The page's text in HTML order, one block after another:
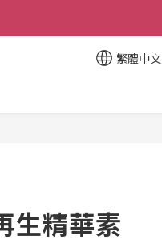
繁體中文
生精華素